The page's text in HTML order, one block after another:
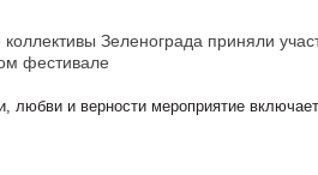
Зеленограда приняли
фестивале
любви и верности мероприятие